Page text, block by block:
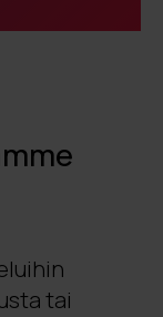
tai